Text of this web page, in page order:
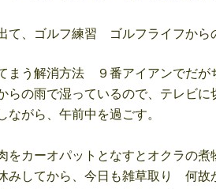
て、ゴルフ練習 ゴルフライフか
まう解消方法 ９番アイアンでだが
の雨で湿っているので、テレビに
がら、午前中を過ごす。
カーオパットとなすとオクラの煮
みしてから、今日も雑草取り 何故